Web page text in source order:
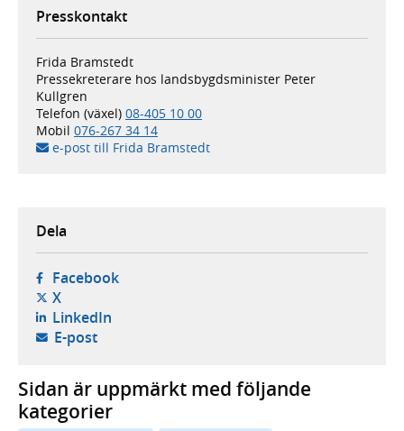
Presskontakt
Frida Bramstedt
Pressekreterare hos landsbygdsminister Peter
Kullgren
Telefon (växel) 08-405 10 00
Mobil 076-267 34 14
e-post till Frida Bramstedt
Dela
Facebook- öppnas i ny flik, extern webbplats,
X- öppnas i ny flik, extern webbplats,
LinkedIn- öppnas i ny flik, extern webbplats,
E-post- öppnar din e-postklient,
Sidan är uppmärkt med följande
kategorier